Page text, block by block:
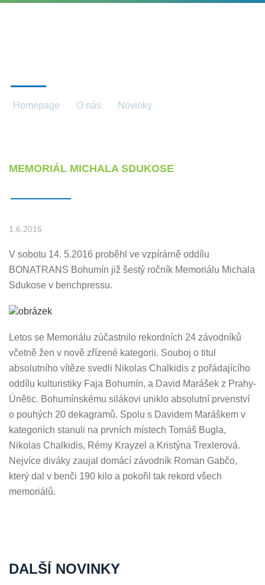
Homepage O nás Novinky
MEMORIÁL MICHALA SDUKOSE
1.6.2016
V sobotu 14. 5.2016 proběhl ve vzpírárně oddílu
BONATRANS Bohumín již šestý ročník Memoriálu Michala
Sdukose v benchpressu.
Letos se Memoriálu zúčastnilo rekordních 24 závodníků
včetně žen v nově zřízené kategorii. Souboj o titul
absolutního vítěze svedli Nikolas Chalkidis z pořádajícího
oddílu kulturistiky Faja Bohumín, a David Marášek z Prahy-
Únětic. Bohumínskému silákovi uniklo absolutní prvenství
o pouhých 20 dekagramů. Spolu s Davidem Maráškem v
kategoriích stanuli na prvních místech Tomáš Bugla,
Nikolas Chalkidis, Rémy Krayzel a Kristýna Trexlerová.
Nejvíce diváky zaujal domácí závodník Roman Gabčo,
který dal v benči 190 kilo a pokořil tak rekord všech
memoriálů.
DALŠÍ NOVINKY